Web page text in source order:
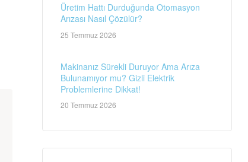
Üretim Hattı Durduğunda Otomasyon
Arızası Nasıl Çözülür?
25 Temmuz 2026
Makinanız Sürekli Duruyor Ama Arıza
Bulunamıyor mu? Gizli Elektrik
Problemlerine Dikkat!
20 Temmuz 2026